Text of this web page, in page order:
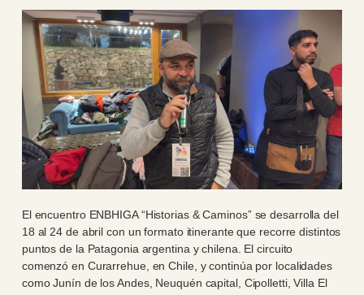
El encuentro ENBHIGA “Historias & Caminos” se desarrolla del
18 al 24 de abril con un formato itinerante que recorre distintos
puntos de la Patagonia argentina y chilena. El circuito
comenzó en Curarrehue, en Chile, y continúa por localidades
como Junín de los Andes, Neuquén capital, Cipolletti, Villa El